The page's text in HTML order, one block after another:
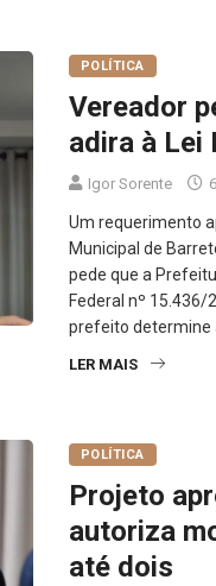
POLÍTICA
Vereador
adira à Lei
Igor Sorente
Um requerimento
Municipal de
pede que a
Federal nº 15.436/
prefeito determine
LER MAIS
POLÍTICA
Projeto
autoriza
até dois